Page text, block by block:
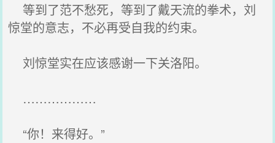
等到了范不愁死，等到了戴天流的拳术，刘
惊堂的意志，不必再受自我的约束。
刘惊堂实在应该感谢一下关洛阳。
………………
“你！来得好。”